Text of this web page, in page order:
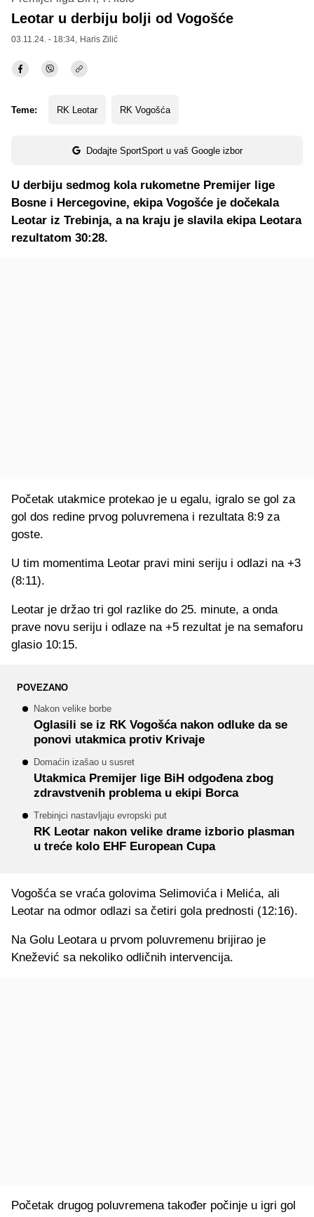
Leotar u derbiju bolji od Vogošće
03.11.24. - 18:34, Haris Zilić
Teme: RK Leotar RK Vogošća
Dodajte SportSport u vaš Google izbor
U derbiju sedmog kola rukometne Premijer lige
Bosne i Hercegovine, ekipa Vogošće je dočekala
Leotar iz Trebinja, a na kraju je slavila ekipa Leotara
rezultatom 30:28.
Početak utakmice protekao je u egalu, igralo se gol za
gol dos redine prvog poluvremena i rezultata 8:9 za
goste.
U tim momentima Leotar pravi mini seriju i odlazi na +3
(8:11).
Leotar je držao tri gol razlike do 25. minute, a onda
prave novu seriju i odlaze na +5 rezultat je na semaforu
glasio 10:15.
POVEZANO
Nakon velike borbe
Oglasili se iz RK Vogošća nakon odluke da se
ponovi utakmica protiv Krivaje
Domaćin izašao u susret
Utakmica Premijer lige BiH odgođena zbog
zdravstvenih problema u ekipi Borca
Trebinjci nastavljaju evropski put
RK Leotar nakon velike drame izborio plasman
u treće kolo EHF European Cupa
Vogošća se vraća golovima Selimovića i Melića, ali
Leotar na odmor odlazi sa četiri gola prednosti (12:16).
Na Golu Leotara u prvom poluvremenu brijirao je
Knežević sa nekoliko odličnih intervencija.
Početak drugog poluvremena također počinje u igri gol